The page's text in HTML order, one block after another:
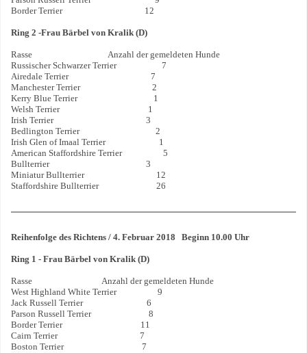
Border Terrier 12
Ring 2 -Frau Bärbel von Kralik (D)
Rasse Anzahl der gemeldeten Hunde
Russischer Schwarzer Terrier 7
Airedale Terrier 7
Manchester Terrier 2
Kerry Blue Terrier 1
Welsh Terrier 1
Irish Terrier 3
Bedlington Terrier 2
Irish Glen of Imaal Terrier 1
American Staffordshire Terrier 5
Bullterrier 3
Miniatur Bullterrier 12
Staffordshire Bullterrier 26
Reihenfolge des Richtens / 4. Februar 2018 Beginn 10.00 Uhr
Ring 1 - Frau Bärbel von Kralik (D)
Rasse Anzahl der gemeldeten Hunde
West Highland White Terrier 9
Jack Russell Terrier 6
Parson Russell Terrier 8
Border Terrier 11
Cairn Terrier 7
Boston Terrier 7